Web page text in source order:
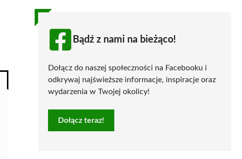
Bądź z nami na bieżąco!
Dołącz do naszej społeczności na Facebooku i
odkrywaj najświeższe informacje, inspiracje oraz
wydarzenia w Twojej okolicy!
Dołącz teraz!